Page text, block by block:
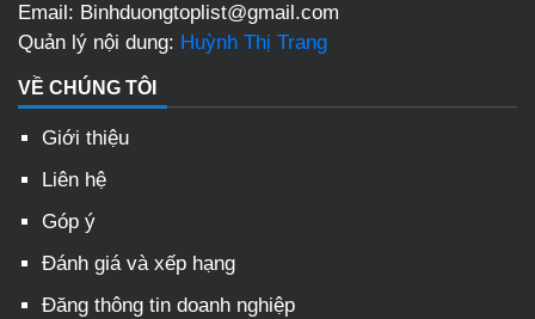
Email: Binhduongtoplist@gmail.com
Quản lý nội dung: Huỳnh Thị Trang
VỀ CHÚNG TÔI
Giới thiệu
Liên hệ
Góp ý
Đánh giá và xếp hạng
Đăng thông tin doanh nghiệp